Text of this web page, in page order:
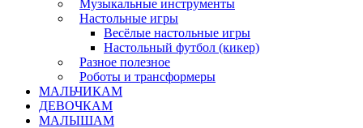
Музыкальные инструменты
Настольные игры
Весёлые настольные игры
Настольный футбол (кикер)
Разное полезное
Роботы и трансформеры
МАЛЬЧИКАМ
ДЕВОЧКАМ
МАЛЫШАМ